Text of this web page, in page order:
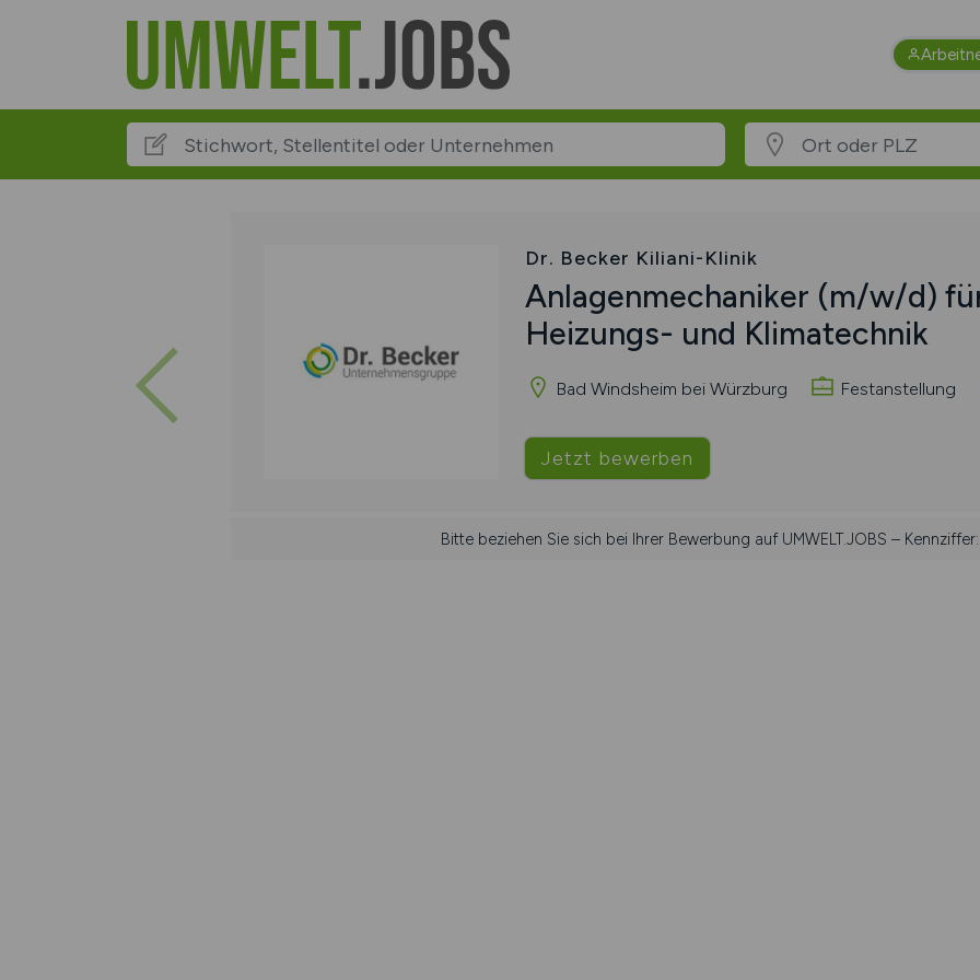
Dr. Becker Kiliani-Klinik
Anlagenmechaniker (m/w/d)
Heizungs- und Klimatechnik
Bad Windsheim bei Würzburg Festanstellung
Jetzt bewerben
Bitte beziehen Sie sich bei Ihrer Bewerbung auf UMWELT.JOBS –